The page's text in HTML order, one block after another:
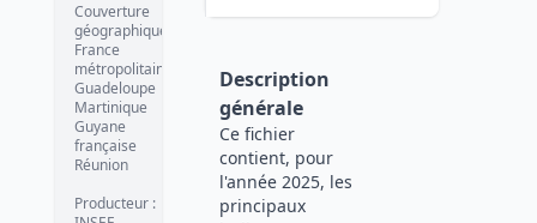
Couverture
géographique
France
métropolitaine
Guadeloupe
Martinique
Guyane
française
Réunion
Producteur :
Description
générale
Ce fichier
contient, pour
l'année 2025, les
principaux